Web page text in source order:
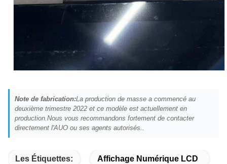
Note de fabrication:La production de masse a commencé au
deuxième trimestre 2022 et ce modèle est actuellement en
production.Nous vous recommandons fortement de contacter
directement l'AUO ou ses agents autorisés..
Les Étiquettes: Affichage Numérique LCD